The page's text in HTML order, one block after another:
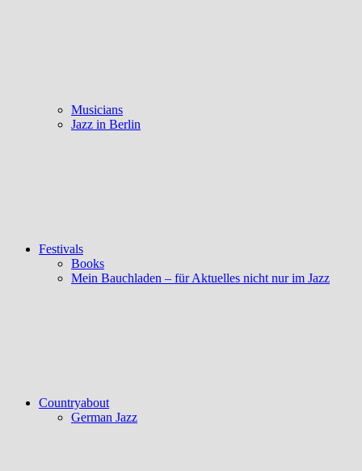
Musicians
Jazz in Berlin
Festivals
Books
Mein Bauchladen – für Aktuelles nicht nur im Jazz
Countryabout
German Jazz